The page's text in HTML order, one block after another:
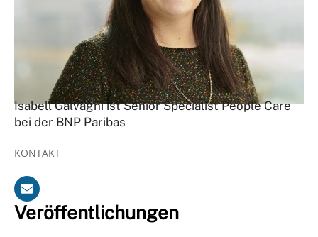
Isabell Galvagni ist Senior Specialist People Care
bei der BNP Paribas
KONTAKT
Veröffentlichungen